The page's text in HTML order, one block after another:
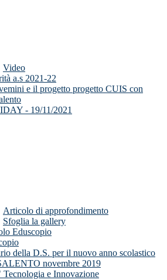
Video
a.s 2021-22
e il progetto progetto CUIS con
- 19/11/2021
Articolo di approfondimento
Sfoglia la gallery
Eduscopio
della D.S. per il nuovo anno scolastico
novembre 2019
e Innovazione